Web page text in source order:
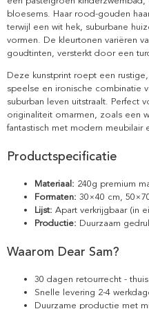
bloesems. Haar rood-gouden
terwijl een wit hek, suburbane
vormen. De kleurtonen variëren
goudtinten, versterkt door een
Deze kunstprint roept een
speelse en ironische combinatie
suburban leven uitstraalt. Perfect
originaliteit omarmen, zoals een
fantastisch met modern meubilair
Productspecificatie
Materiaal: 240g premium
Formaten: 30×40 cm,
Lijst: Apart verkrijgbaar (in
Productie: Duurzaam
Waarom Dear Sam?
30 dagen retourrecht -
Snelle levering 2-4
Duurzame productie met